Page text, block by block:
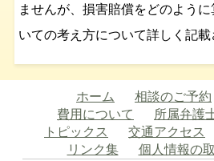
ませんが、損害賠償をどのよう
いての考え方について詳しく記載
ホーム 相談のご予約
費用について
所属弁護
トピックス
交通アクセス
リンク集
個人情報の